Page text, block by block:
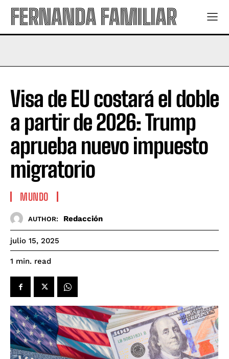
FERNANDA FAMILIAR
Visa de EU costará el doble
a partir de 2026: Trump
aprueba nuevo impuesto
migratorio
MUNDO
AUTHOR: Redacción
julio 15, 2025
1 min. read